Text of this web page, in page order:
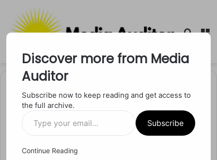
Search
छत्तीसगढ
Chhattisgarh News: छत्तीसगढ़
Discover more from Media
Auditor
Subscribe now to keep reading and get access to
the full archive.
Type
your
email…
Subscribe
Continue Reading